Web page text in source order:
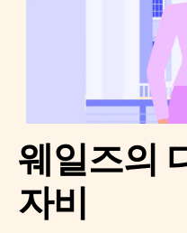
웨일즈의
자비